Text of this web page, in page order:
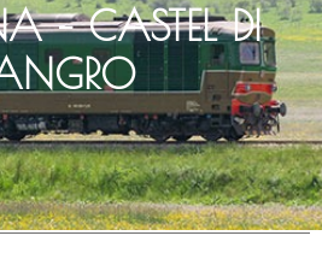
– CASTEL DI